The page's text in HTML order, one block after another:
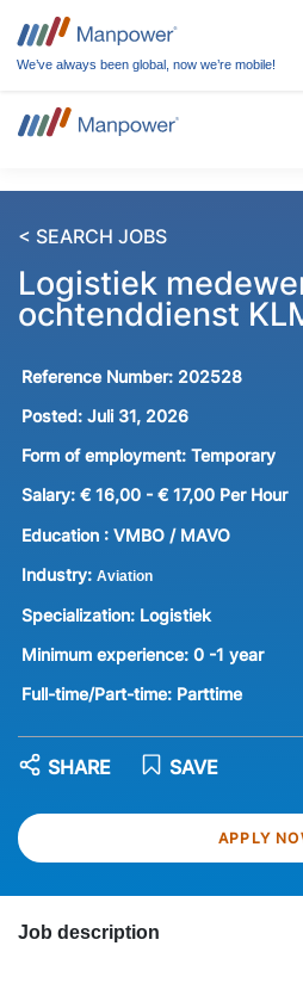
We’ve always been global, now we’re mobile!
< SEARCH JOBS
Logistiek
ochtenddienst
Reference Number: 202528
Posted: Juli 31, 2026
Form of employment: Temporary
Salary: € 16,00 - € 17,00 Per Hour
Education : VMBO / MAVO
Industry: Aviation
Specialization: Logistiek
Minimum experience: 0 -1 year
Full-time/Part-time: Parttime
APPLY
SAVE
SHARE
Job description